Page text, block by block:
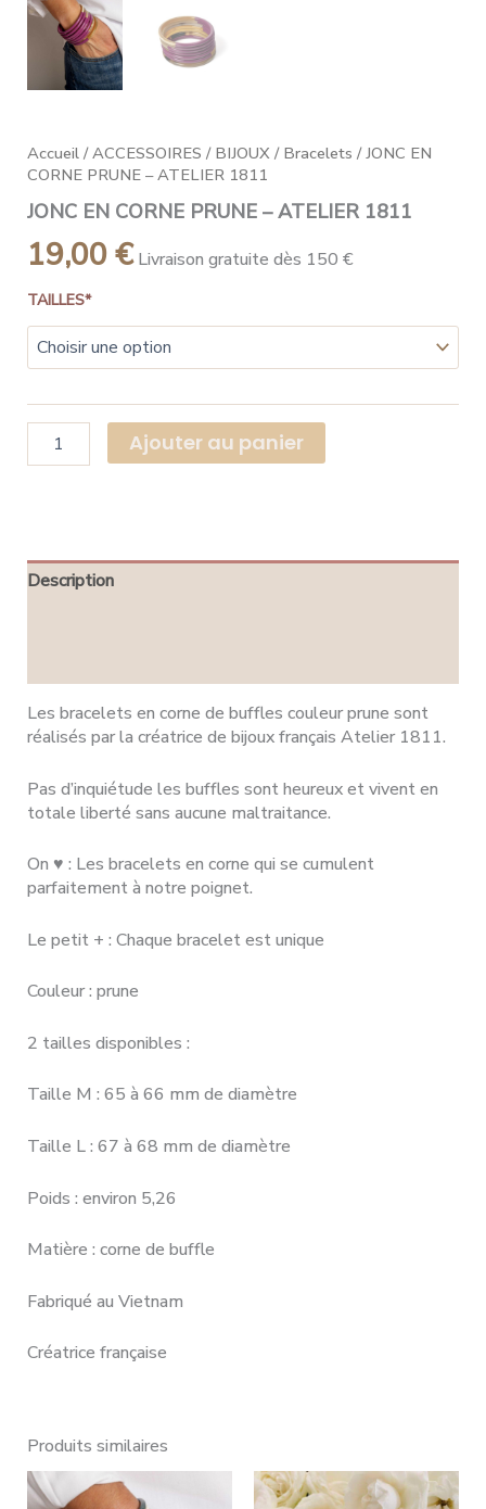
Accueil /ACCESSOIRES / BIJOUX / Bracelets / JONC EN
CORNE PRUNE – ATELIER 1811
JONC EN CORNE PRUNE – ATELIER 1811
19,00€ Livraison gratuite dès 150 €
TAILLES*
Ajouter au panier
Description
Les bracelets en corne de buffles couleur prune sont
réalisés par la créatrice de bijoux français Atelier 1811.
Pas d’inquiétude les buffles sont heureux et vivent en
totale liberté sans aucune maltraitance.
On ♥ : Les bracelets en corne qui se cumulent
parfaitement à notre poignet.
Le petit + : Chaque bracelet est unique
Couleur : prune
2 tailles disponibles :
Taille M : 65 à 66 mm de diamètre
Taille L : 67 à 68 mm de diamètre
Poids : environ 5,26
Matière : corne de buffle
Fabriqué au Vietnam
Créatrice française
Produits similaires